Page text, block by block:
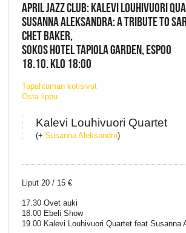
APRIL JAZZ CLUB: KALEVI LOUHIVUORI
SUSANNA ALEKSANDRA: A TRIBUTE TO
CHET BAKER,
SOKOS HOTEL TAPIOLA GARDEN, ESPOO
18.10. KLO 18:00
Tapahtuman kotisivut
Osta lippu
Kalevi Louhivuori Quartet
(+ Susanna Aleksandra)
Liput 20 / 15 €
17.30 Ovet auki
18.00 Ebeli Show
19.00 Kalevi Louhivuori Quartet feat Susanna